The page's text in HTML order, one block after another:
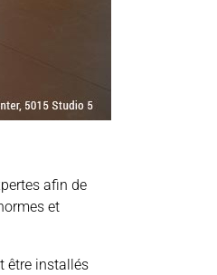
afin de
et
être installés